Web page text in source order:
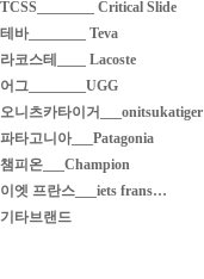
TCSS________ Critical Slide
테바________ Teva
라코스테____ Lacoste
어그________UGG
오니츠카타이거___onitsukatiger
파타고니아___Patagonia
챔피온___Champion
이엣 프란스___iets frans…
기타브랜드